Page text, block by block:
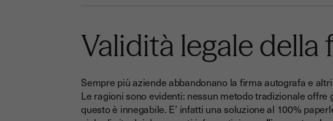
Validità legale
Sempre più aziende abbandonano la firma autografa e
Le ragioni sono evidenti: nessun metodo tradizionale
questo è innegabile. E’ infatti una soluzione al 100%